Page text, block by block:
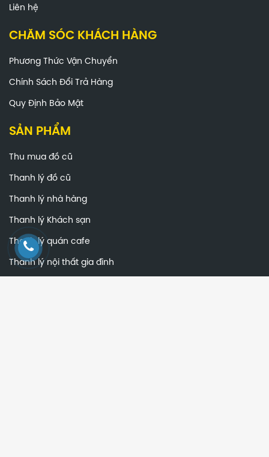
Liên hệ
CHĂM SÓC KHÁCH HÀNG
Phương Thức Vận Chuyển
Chính Sách Đổi Trả Hàng
Quy Định Bảo Mật
SẢN PHẨM
Thu mua đồ cũ
Thanh lý đồ cũ
Thanh lý nhà hàng
Thanh lý Khách sạn
Thanh lý quán cafe
Thanh lý nội thất gia đình